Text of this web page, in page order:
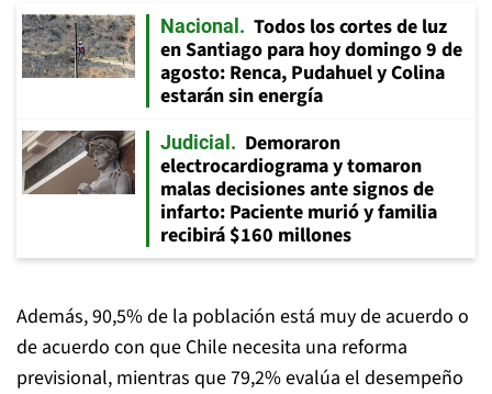
Nacional
Todos los cortes de luz
en Santiago para hoy domingo 9 de
agosto: Renca, Pudahuel y Colina
estarán sin energía
Judicial
Demoraron
electrocardiograma y tomaron
malas decisiones ante signos de
infarto: Paciente murió y familia
recibirá $160 millones
Además, 90,5% de la población está muy de acuerdo o
de acuerdo con que Chile necesita una reforma
previsional, mientras que 79,2% evalúa el desempeño